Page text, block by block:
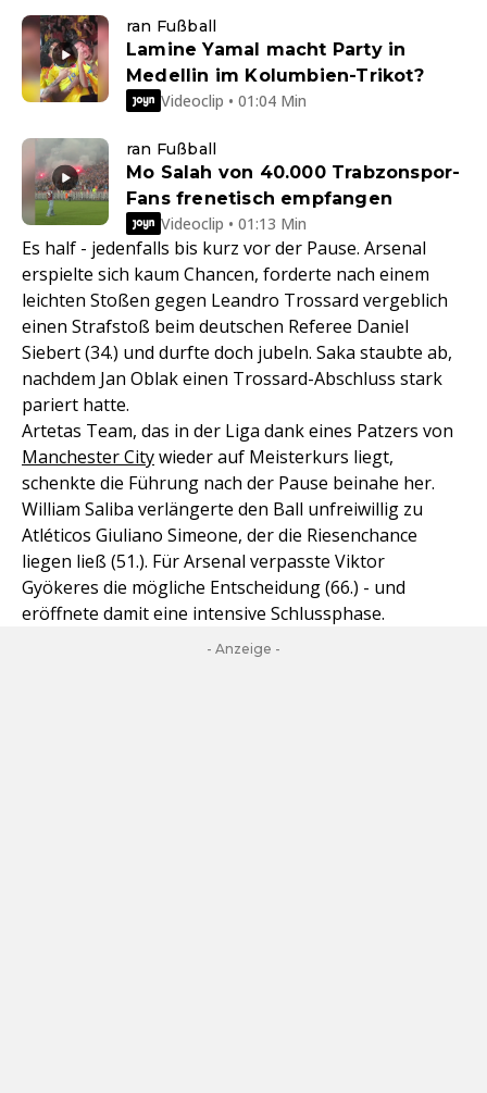
ran Fußball
Lamine Yamal macht Party in
Medellin im Kolumbien-Trikot?
Videoclip • 01:04 Min
ran Fußball
Mo Salah von 40.000 Trabzonspor-
Fans frenetisch empfangen
Videoclip • 01:13 Min
Es half - jedenfalls bis kurz vor der Pause. Arsenal
erspielte sich kaum Chancen, forderte nach einem
leichten Stoßen gegen Leandro Trossard vergeblich
einen Strafstoß beim deutschen Referee Daniel
Siebert (34.) und durfte doch jubeln. Saka staubte ab,
nachdem Jan Oblak einen Trossard-Abschluss stark
pariert hatte.
Artetas Team, das in der Liga dank eines Patzers von
Manchester Citywieder auf Meisterkurs liegt,
schenkte die Führung nach der Pause beinahe her.
William Saliba verlängerte den Ball unfreiwillig zu
Atléticos Giuliano Simeone, der die Riesenchance
liegen ließ (51.). Für Arsenal verpasste Viktor
Gyökeres die mögliche Entscheidung (66.) - und
eröffnete damit eine intensive Schlussphase.
- Anzeige -